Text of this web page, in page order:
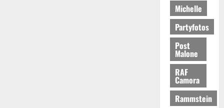
Michelle
Partyfotos
Post
Malone
RAF
Camora
Rammstein